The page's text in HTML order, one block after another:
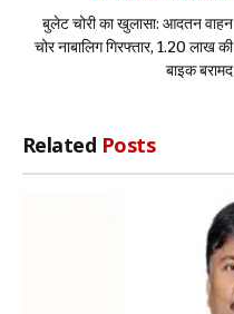
बुलेट चोरी का खुलासा: आदतन वाहन
चोर नाबालिग गिरफ्तार, 1.20 लाख की
बाइक बरामद
Related Posts